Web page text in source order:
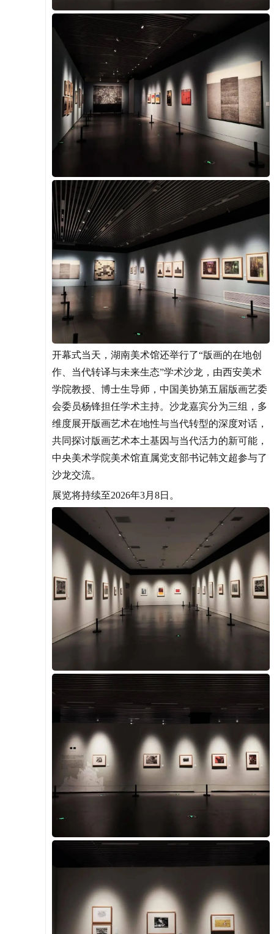
开幕式当天，湖南美术馆还举行了“版画的在地创
作、当代转译与未来生态”学术沙龙，由西安美术
学院教授、博士生导师，中国美协第五届版画艺委
会委员杨锋担任学术主持。沙龙嘉宾分为三组，多
维度展开版画艺术在地性与当代转型的深度对话，
共同探讨版画艺术本土基因与当代活力的新可能，
中央美术学院美术馆直属党支部书记韩文超参与了
沙龙交流。
展览将持续至2026年3月8日。